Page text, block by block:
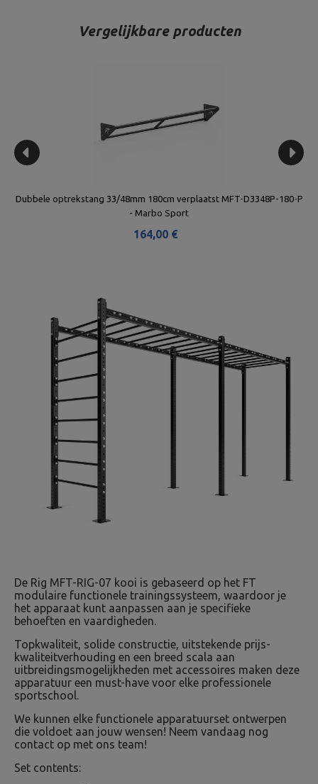
Vergelijkbare producten
Dubbele optrekstang 33/48mm 180cm verplaatst MFT-D3348P-180-P
- Marbo Sport
164,00 €
De Rig MFT-RIG-07 kooi is gebaseerd op het FT
modulaire functionele trainingssysteem, waardoor je
het apparaat kunt aanpassen aan je specifieke
behoeften en vaardigheden.
Topkwaliteit, solide constructie, uitstekende prijs-
kwaliteitverhouding en een breed scala aan
uitbreidingsmogelijkheden met accessoires maken deze
apparatuur een must-have voor elke professionele
sportschool.
We kunnen elke functionele apparatuurset ontwerpen
die voldoet aan jouw wensen! Neem vandaag nog
contact op met ons team!
Set contents: